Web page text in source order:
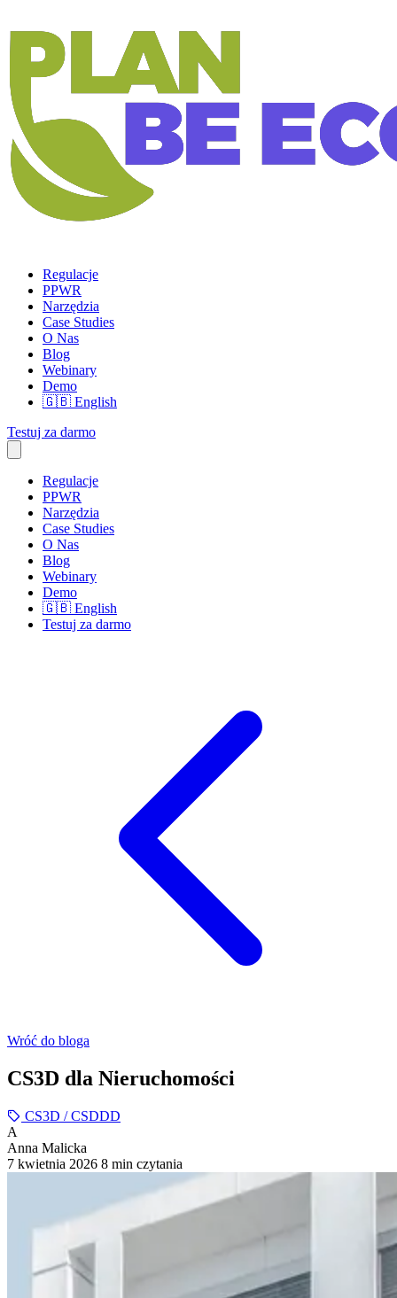
Regulacje
PPWR
Narzędzia
Case Studies
O Nas
Blog
Webinary
Demo
🇬🇧 English
Testuj za darmo
Regulacje
PPWR
Narzędzia
Case Studies
O Nas
Blog
Webinary
Demo
🇬🇧 English
Testuj za darmo
Wróć do bloga
CS3D dla Nieruchomości
CS3D / CSDDD
A
Anna Malicka
7 kwietnia 2026 8 min czytania